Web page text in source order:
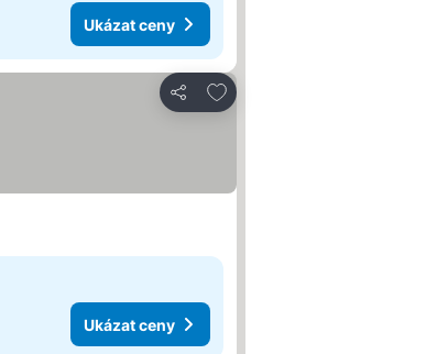
Ukázat ceny
Sdílet
Přidat na seznam
Ukázat ceny